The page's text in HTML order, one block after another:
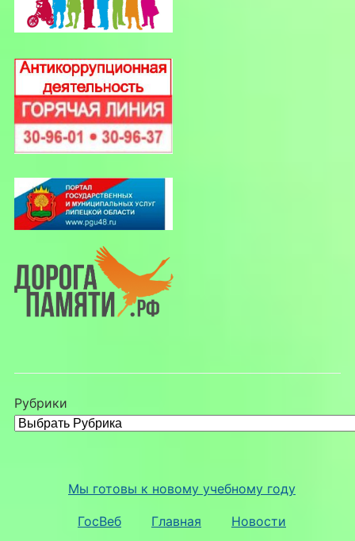
Рубрики
Мы готовы к новому учебному году
ГосВеб Главная Новости